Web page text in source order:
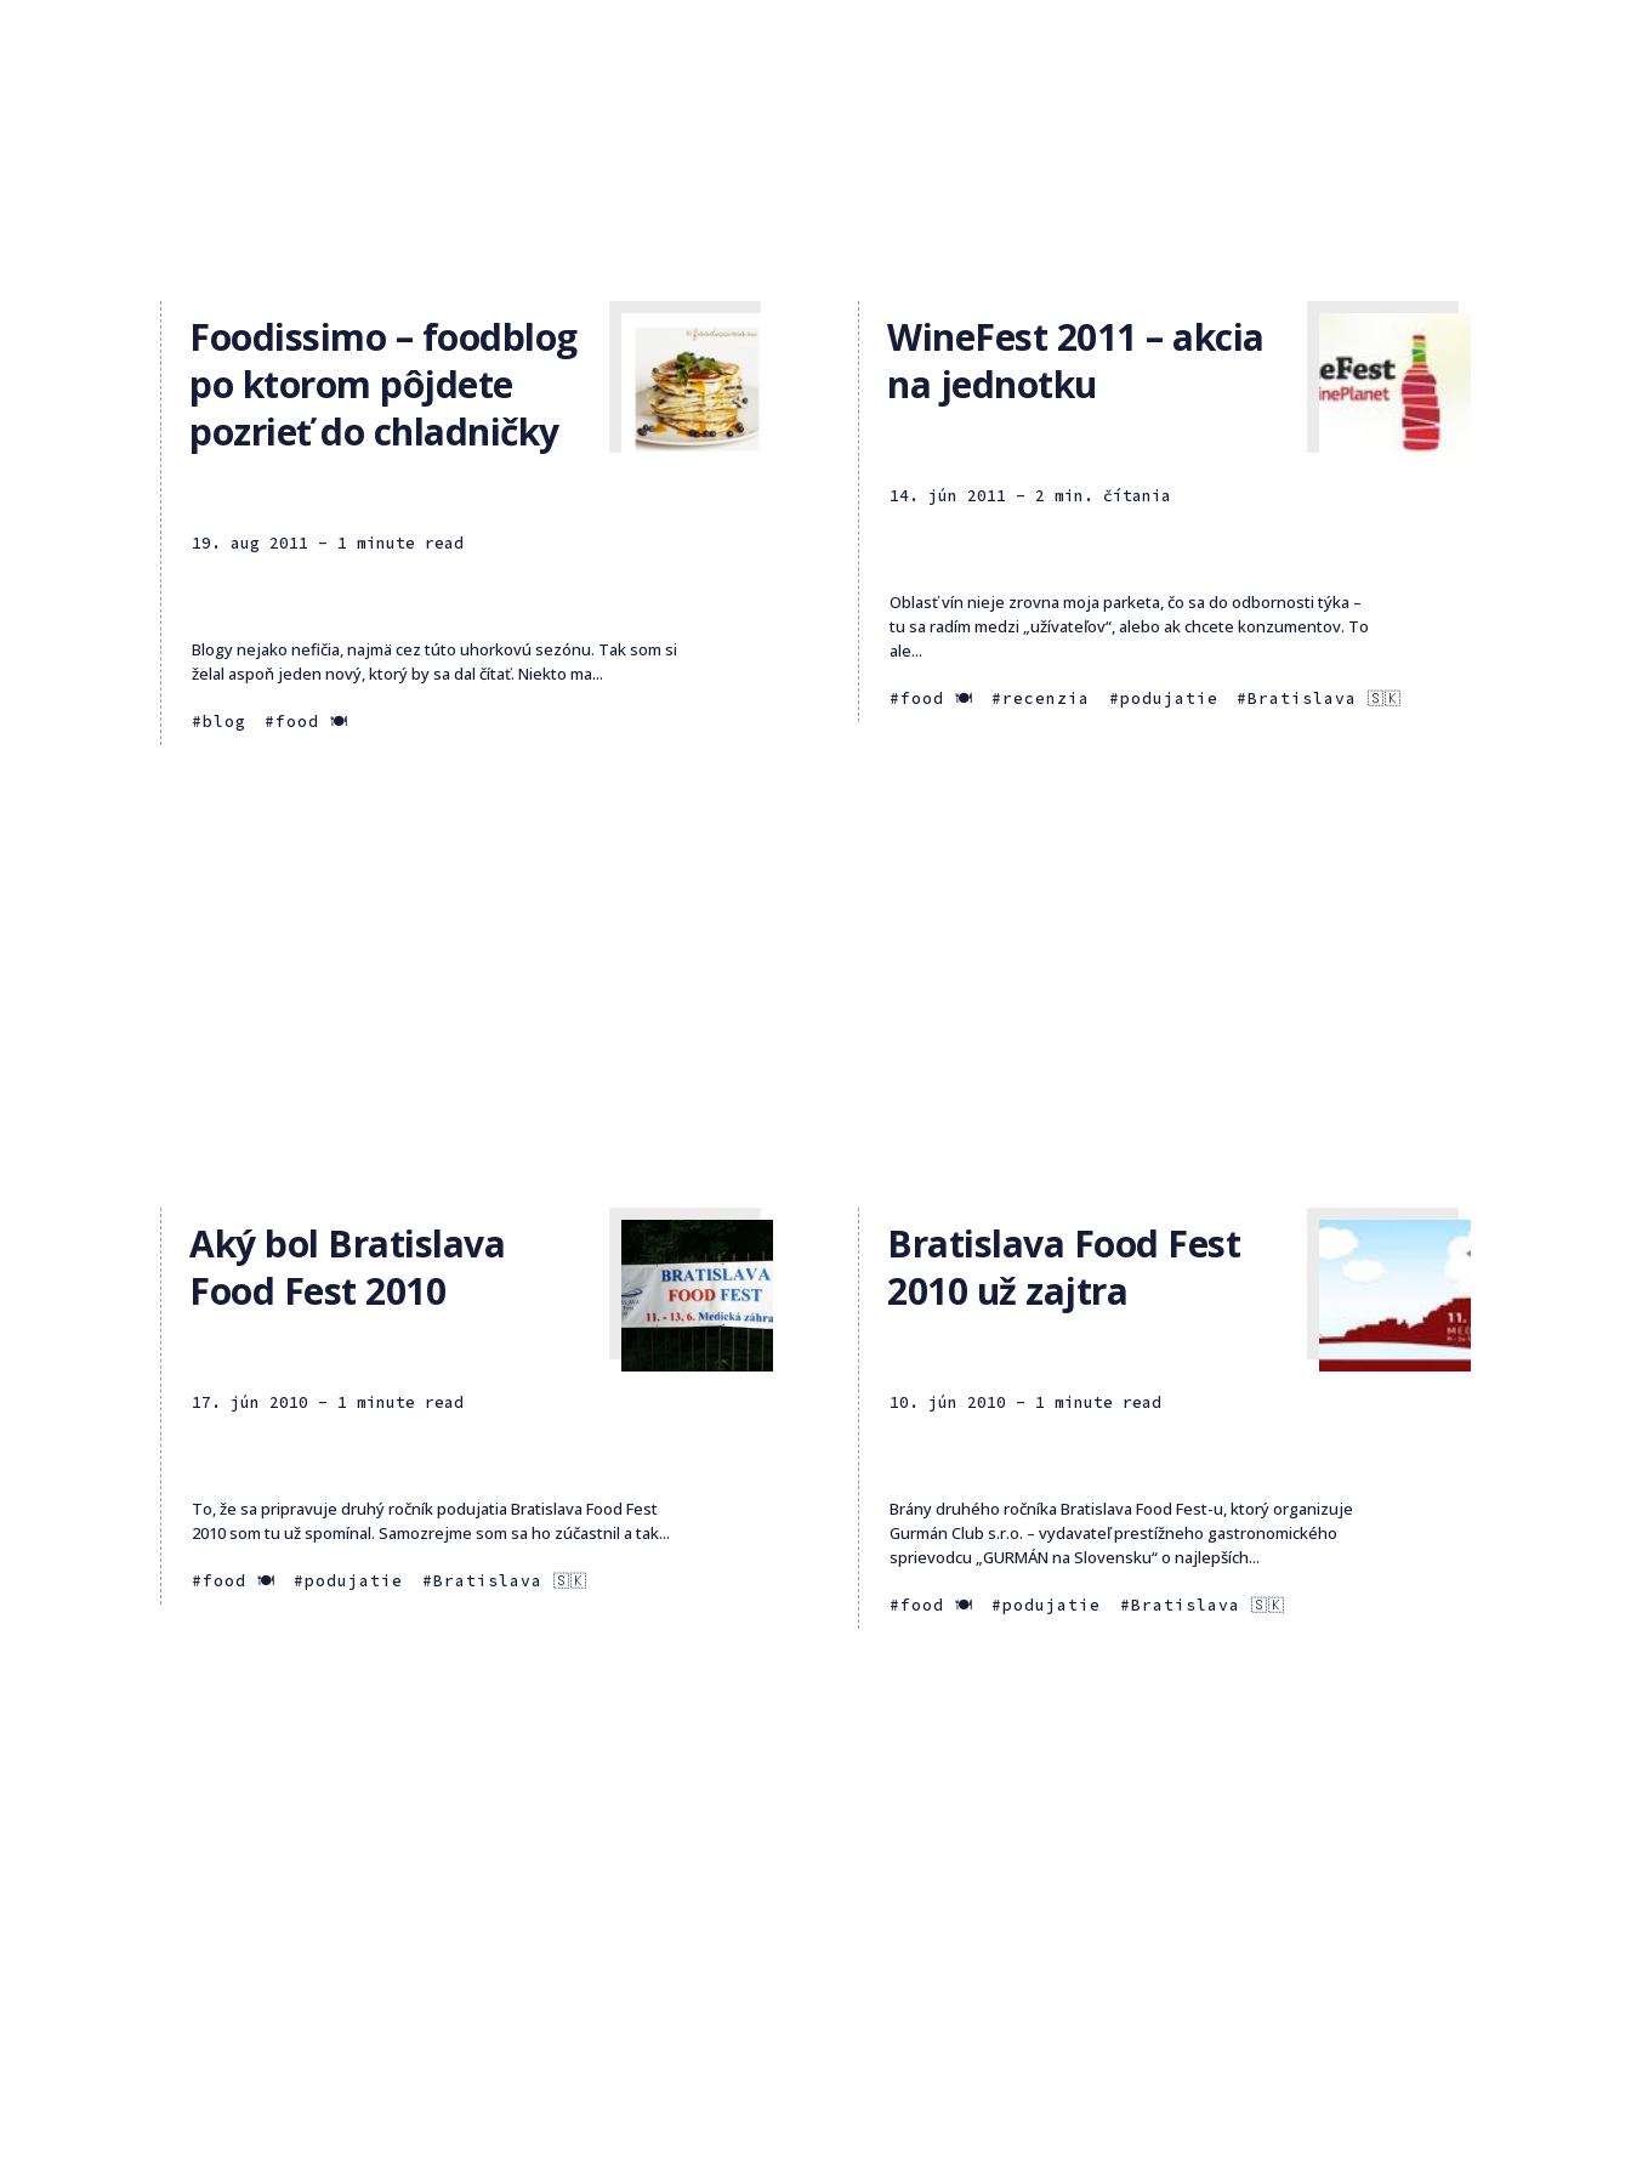
Foodissimo – foodblog
po ktorom pôjdete
pozrieť do chladničky
19. aug 2011 - 1 minute read
Blogy nejako nefičia, najmä cez túto uhorkovú sezónu. Tak som si
želal aspoň jeden nový, ktorý by sa dal čítať. Niekto ma...
blog food 🍽
WineFest 2011 – akcia
na jednotku
14. jún 2011 - 2 min. čítania
Oblasť vín nieje zrovna moja parketa, čo sa do odbornosti týka –
tu sa radím medzi „užívateľov“, alebo ak chcete konzumentov. To
ale...
food 🍽 recenzia podujatie Bratislava 🇸🇰
Aký bol Bratislava
Food Fest 2010
17. jún 2010 - 1 minute read
To, že sa pripravuje druhý ročník podujatia Bratislava Food Fest
2010 som tu už spomínal. Samozrejme som sa ho zúčastnil a tak...
food 🍽 podujatie Bratislava 🇸🇰
Bratislava Food Fest
2010 už zajtra
10. jún 2010 - 1 minute read
Brány druhého ročníka Bratislava Food Fest-u, ktorý organizuje
Gurmán Club s.r.o. – vydavateľ prestížneho gastronomického
sprievodcu „GURMÁN na Slovensku“ o najlepších...
food 🍽 podujatie Bratislava 🇸🇰